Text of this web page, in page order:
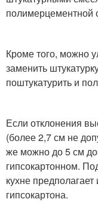
полимерцементной
Кроме того, можно
заменить
поштукатурить и
Если отклонения
(более 2,7 см не
же можно до 5 см
гипсокартонном.
кухне
гипсокартона.